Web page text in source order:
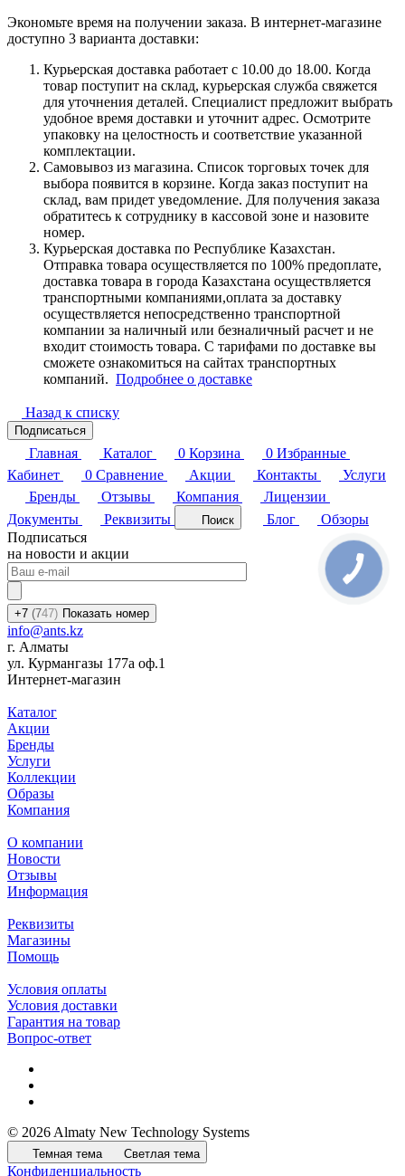
Экономьте время на получении заказа. В интернет-магазине
доступно 3 варианта доставки:
Курьерская доставка работает с 10.00 до 18.00. Когда
товар поступит на склад, курьерская служба свяжется
для уточнения деталей. Специалист предложит выбрать
удобное время доставки и уточнит адрес. Осмотрите
упаковку на целостность и соответствие указанной
комплектации.
Самовывоз из магазина. Список торговых точек для
выбора появится в корзине. Когда заказ поступит на
склад, вам придет уведомление. Для получения заказа
обратитесь к сотруднику в кассовой зоне и назовите
номер.
Курьерская доставка по Республике Казахстан.
Отправка товара осуществляется по 100% предоплате,
доставка товара в города Казахстана осуществляется
транспортными компаниями,оплата за доставку
осуществляется непосредственно транспортной
компании за наличный или безналичный расчет и не
входит стоимость товара. С тарифами по доставке вы
сможете ознакомиться на сайтах транспортных
компаний. Подробнее о доставке
Назад к списку
Подписаться
Главная Каталог 0 Корзина 0 Избранные
Кабинет
0 Сравнение Акции Контакты
Услуги
Бренды
Отзывы Компания
Лицензии
Документы
Реквизиты Поиск Блог
Обзоры
Подписаться
на новости и акции
+7 (747) Показать номер
info@ants.kz
г. Алматы
ул. Курмангазы 177а оф.1
Интернет-магазин
Каталог
Акции
Бренды
Услуги
Коллекции
Образы
Компания
О компании
Новости
Отзывы
Информация
Реквизиты
Магазины
Помощь
Условия оплаты
Условия доставки
Гарантия на товар
Вопрос-ответ
© 2026 Almaty New Technology Systems
Темная тема Светлая тема
Конфиденциальность